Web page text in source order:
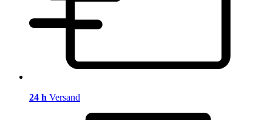
24 h Versand